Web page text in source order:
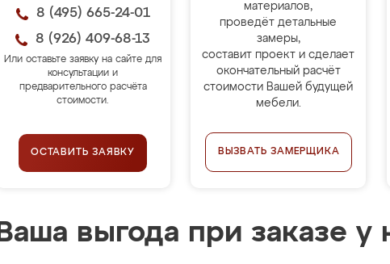
8 (495) 665-24-01
8 (926) 409-68-13
Или оставьте заявку на сайте для
консультации и
предварительного расчёта
стоимости.
ОСТАВИТЬ ЗАЯВКУ
материалов,
проведёт детальные
замеры,
составит проект и сделает
окончательный расчёт
стоимости Вашей будущей
мебели.
ВЫЗВАТЬ ЗАМЕРЩИКА
Ваша выгода при заказе у